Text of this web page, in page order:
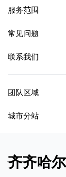
服务范围
常见问题
联系我们
团队区域
城市分站
齐齐哈